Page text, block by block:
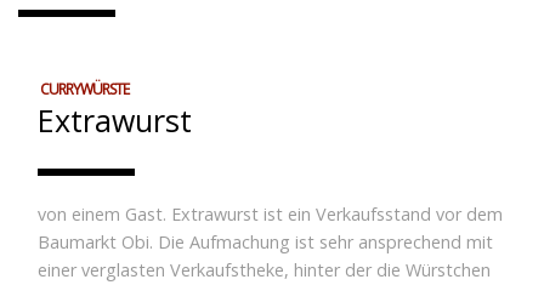
CURRYWÜRSTE
Extrawurst
von einem Gast. Extrawurst ist ein Verkaufsstand vor dem
Baumarkt Obi. Die Aufmachung ist sehr ansprechend mit
einer verglasten Verkaufstheke, hinter der die Würstchen